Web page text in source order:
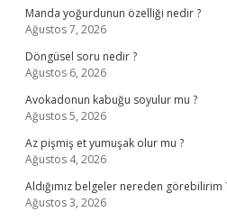
Manda yoğurdunun özelliği nedir ?
Ağustos 7, 2026
Döngüsel soru nedir ?
Ağustos 6, 2026
Avokadonun kabuğu soyulur mu ?
Ağustos 5, 2026
Az pişmiş et yumuşak olur mu ?
Ağustos 4, 2026
Aldığımız belgeler nereden görebilirim
Ağustos 3, 2026